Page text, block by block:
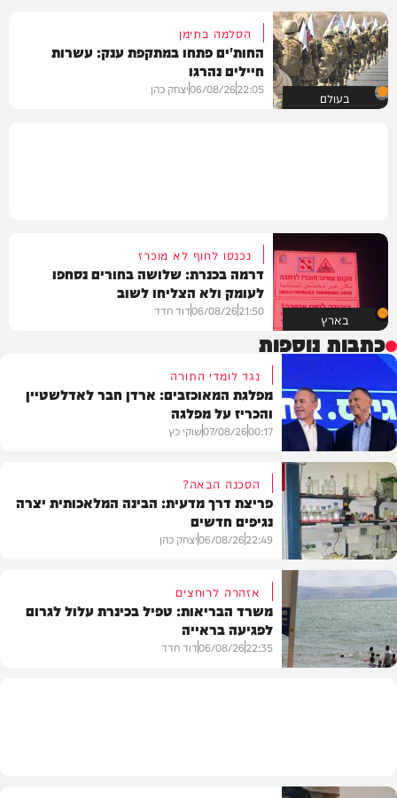
בעולם
הסלמה בתימן
החות'ים פתחו במתקפת ענק: עשרות
חיילים נהרגו
22:05
06/08/26יצחק כהן
בארץ
נכנסו לחוף לא מוכרז
דרמה בכנרת: שלושה בחורים נסחפו
לעומק ולא הצליחו לשוב
21:50
06/08/26דוד חדד
כתבות נוספות
פוליטי
נגד לומדי התורה
מפלגת המאוכזבים: ארדן חבר לאדלשטיין
והכריז על מפלגה
00:17
07/08/26שוקי כץ
בריאות
הסכנה הבאה?
פריצת דרך מדעית: הבינה המלאכותית יצרה
נגיפים חדשים
22:49
06/08/26יצחק כהן
אזהרה לרוחצים
משרד הבריאות: טפיל בכינרת עלול לגרום
לפגיעה בראייה
22:35
06/08/26דוד חדד